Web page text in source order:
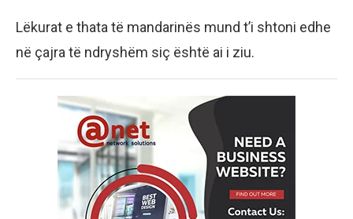
Lëkurat e thata të mandarinës mund t’i shtoni edhe
në çajra të ndryshëm siç është ai i ziu.